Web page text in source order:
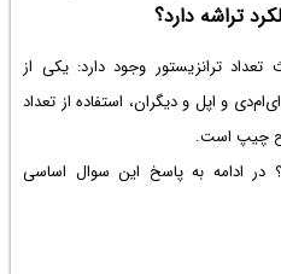
تراشه دارد؟
ترانزیستور وجود دارد: یکی از
و اپل و دیگران، استفاده از تعداد
چیپ است.
ادامه به پاسخ این سوال اساسی